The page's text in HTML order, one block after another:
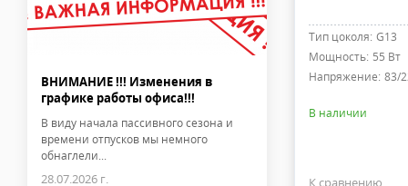
ВНИМАНИЕ !!! Изменения в
графике работы офиса!!!
В виду начала пассивного сезона и
времени отпусков мы немного
обнаглели...
28.07.2026 г.
Тип цоколя: G13
Мощность: 55 Вт
Напряжение: 83/
В наличии
К сравнению